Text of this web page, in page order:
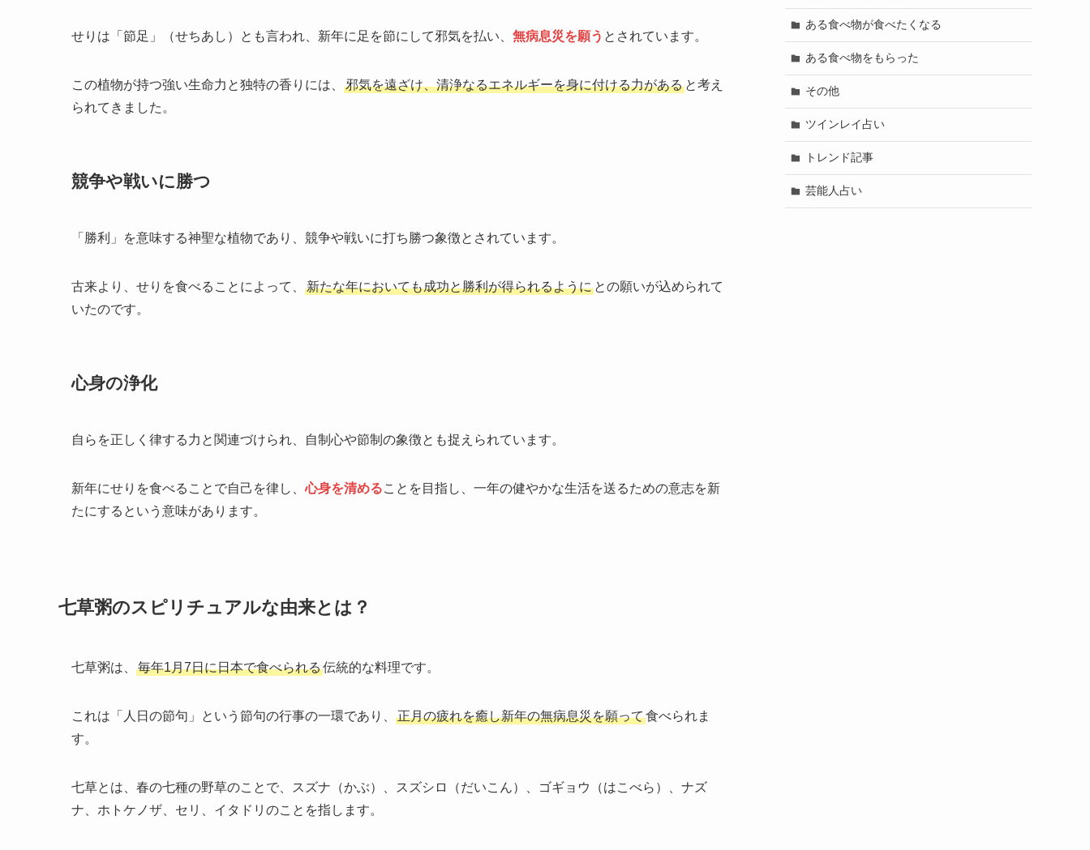
せりは「節足」（せちあし）とも言われ、新年に足を節にして邪気を払い、 無病息災を願う とされています。
この植物が持つ強い生命力と独特の香りには、 邪気を遠ざけ、清浄なるエネルギーを身に付ける力がある と考え
られてきました。
競争や戦いに勝つ
「勝利」を意味する神聖な植物であり、競争や戦いに打ち勝つ象徴とされています。
古来より、せりを食べることによって、 新たな年においても成功と勝利が得られるように との願いが込められて
いたのです。
心身の浄化
自らを正しく律する力と関連づけられ、自制心や節制の象徴とも捉えられています。
新年にせりを食べることで自己を律し、心身を清めることを目指し、一年の健やかな生活を送るための意志を新
たにするという意味があります。
七草粥のスピリチュアルな由来とは？
七草粥は、 毎年1月7日に日本で食べられる伝統的な料理です。
これは「人日の節句」という節句の行事の一環であり、 正月の疲れを癒し新年の無病息災を願って食べられま
す。
七草とは、春の七種の野草のことで、スズナ（かぶ）、スズシロ（だいこん）、ゴギョウ（はこべら）、ナズ
ナ、ホトケノザ、セリ、イタドリのことを指します。
ある食べ物が食べたくなる
ある食べ物をもらった
その他
ツインレイ占い
トレンド記事
芸能人占い